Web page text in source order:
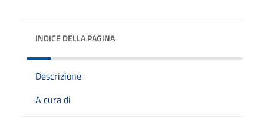
INDICE DELLA PAGINA
Descrizione
A cura di